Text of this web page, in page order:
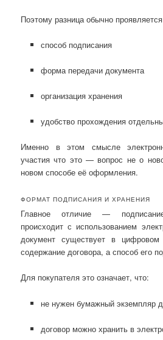
Поэтому разница обычно
способ подписания
форма передачи документа
организация хранения
удобство прохождения
Именно в этом смысле
участия что это — вопрос не о
новом способе её оформления.
ФОРМАТ ПОДПИСАНИЯ И ХРАНЕНИЯ
Главное отличие —
происходит с использованием
документ существует в
содержание договора, а способ его
Для покупателя это означает, что:
не нужен бумажный экземпляр
договор можно хранить в